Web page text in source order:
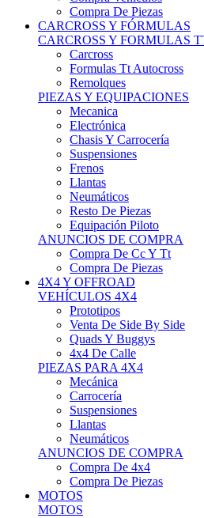
CARCROSS Y FÓRMULAS
CARCROSS Y FORMULAS TT
Carcross
Formulas Tt Autocross
Remolques
PIEZAS Y EQUIPACIONES
Mecanica
Electrónica
Chasis Y Carrocería
Suspensiones
Frenos
Llantas
Neumáticos
Resto De Piezas
Equipación Piloto
ANUNCIOS DE COMPRA
Compra De Cc Y Tt
Compra De Piezas
4X4 Y OFFROAD
VEHÍCULOS 4X4
Prototipos
Venta De Side By Side
Quads Y Buggys
4x4 De Calle
PIEZAS PARA 4X4
Mecánica
Carrocería
Suspensiones
Llantas
Neumáticos
ANUNCIOS DE COMPRA
Compra De 4x4
Compra De Piezas
MOTOS
MOTOS
Motos De Circuito